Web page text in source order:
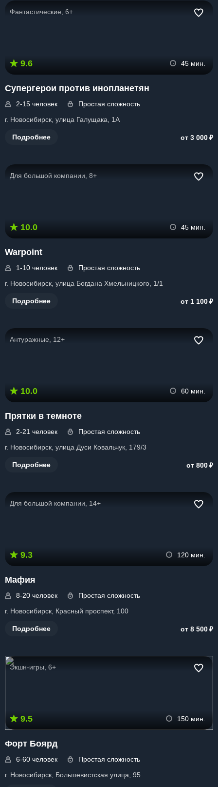
Фантастические, 6+
9.6 45 мин.
Супергерои против инопланетян
2-15 человек
Простая сложность
г. Новосибирск, улица Галущака, 1А
Подробнее от 3 000₽
Для большой компании, 8+
10.0 45 мин.
Warpoint
1-10 человек
Простая сложность
г. Новосибирск, улица Богдана Хмельницкого, 1/1
Подробнее от 1 100₽
Антуражные, 12+
10.0 60 мин.
Прятки в темноте
2-21 человек
Простая сложность
г. Новосибирск, улица Дуси Ковальчук, 179/3
Подробнее от 800₽
Для большой компании, 14+
9.3 120 мин.
Мафия
8-20 человек
Простая сложность
г. Новосибирск, Красный проспект, 100
Подробнее от 8 500₽
Экшн-игры, 6+
9.5 150 мин.
Форт Боярд
6-60 человек
Простая сложность
г. Новосибирск, Большевистская улица, 95